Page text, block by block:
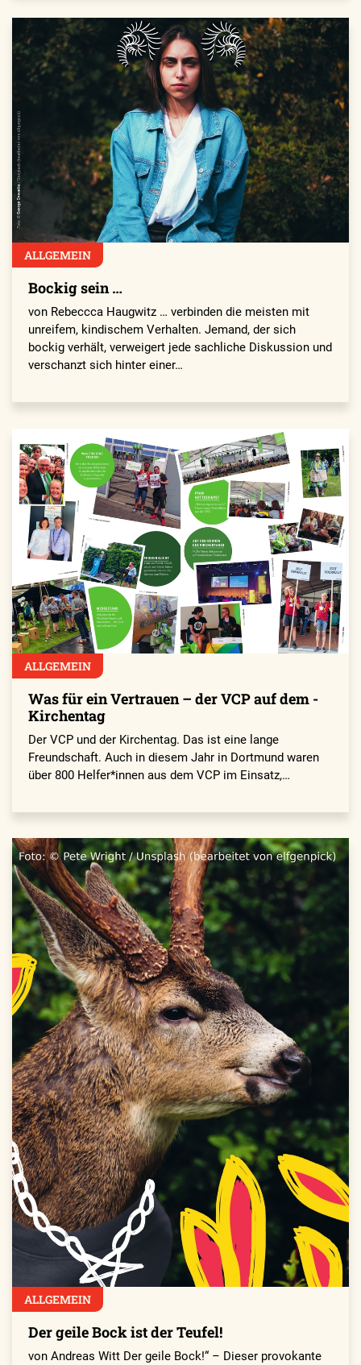
ALLGEMEIN
Bockig sein …
von Rebeccca Haugwitz … verbinden die meisten mit
unreifem, kindischem Verhalten. Jemand, der sich
bockig verhält, verweigert jede sachliche Diskussion und
verschanzt sich hinter einer…
ALLGEMEIN
Was für ein Vertrauen – der VCP auf dem ­
Kirchentag
Der VCP und der Kirchentag. Das ist eine lange
Freundschaft. Auch in diesem Jahr in Dortmund waren
über 800 Helfer*innen aus dem VCP im Einsatz,…
ALLGEMEIN
Der geile Bock ist der Teufel!
von Andreas Witt Der geile Bock!“ – Dieser provokante